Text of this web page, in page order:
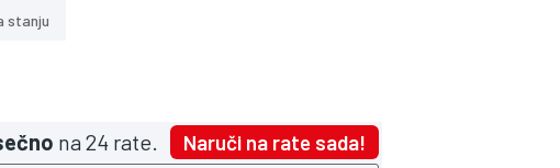
stanju
na 24 rate. Naruči na rate sada!